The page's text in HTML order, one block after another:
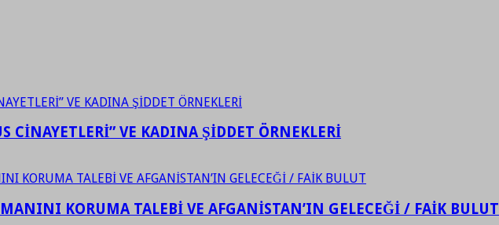
CİNAYETLERİ” VE KADINA ŞİDDET ÖRNEKLERİ
KORUMA TALEBİ VE AFGANİSTAN’IN GELECEĞİ / FAİK BULUT